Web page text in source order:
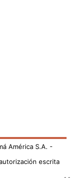
América S.A. -
escrita